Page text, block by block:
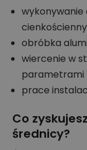
obróbka
wiercenie w
parametrami
prace
Co
średnicy?